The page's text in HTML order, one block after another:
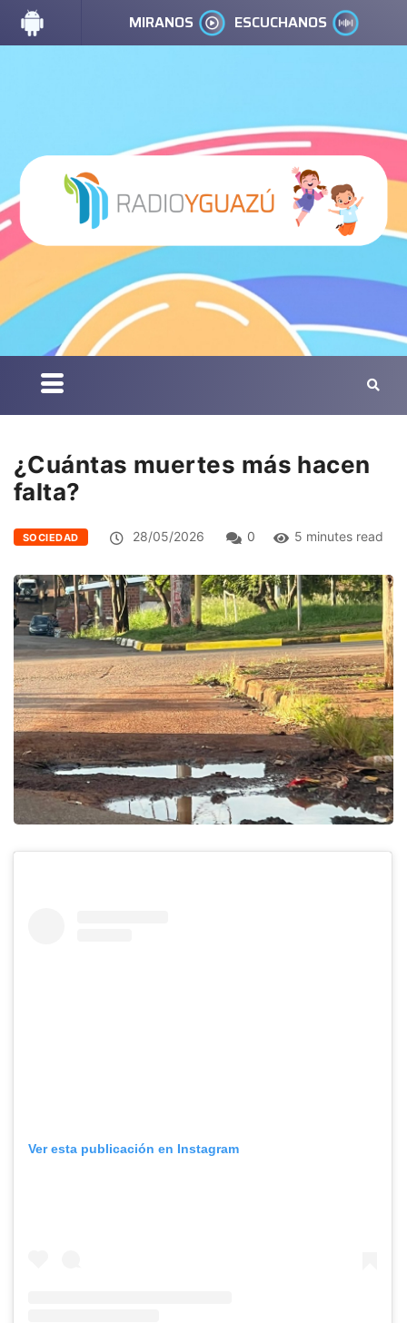
MIRANOS ESCUCHANOS
¿Cuántas muertes más hacen
falta?
SOCIEDAD 28/05/2026 0 5 minutes read
Ver esta publicación en Instagram